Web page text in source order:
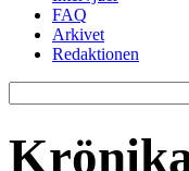
FAQ
Arkivet
Redaktionen